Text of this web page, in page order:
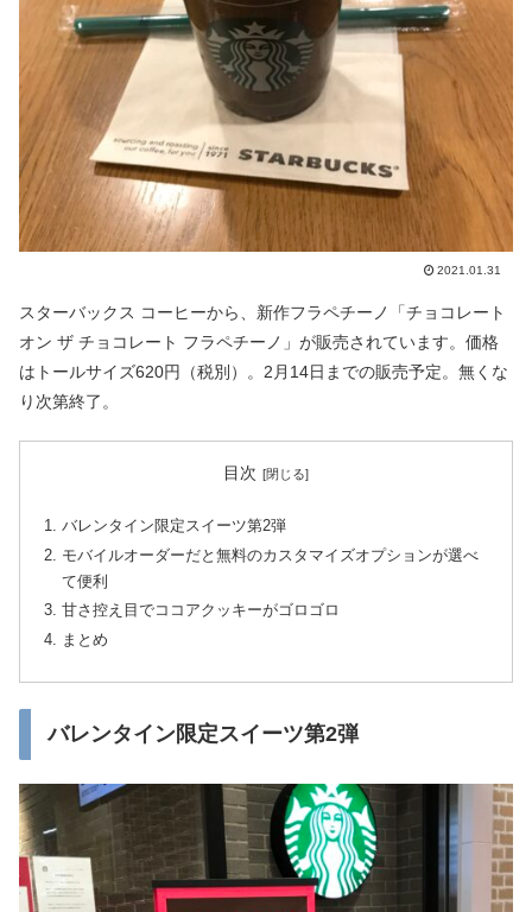
2021.01.31
スターバックス コーヒーから、新作フラペチーノ「チョコレート
オン ザ チョコレート フラペチーノ」が販売されています。価格
はトールサイズ620円（税別）。2月14日までの販売予定。無くな
り次第終了。
目次
バレンタイン限定スイーツ第2弾
モバイルオーダーだと無料のカスタマイズオプションが選べ
て便利
甘さ控え目でココアクッキーがゴロゴロ
まとめ
バレンタイン限定スイーツ第2弾